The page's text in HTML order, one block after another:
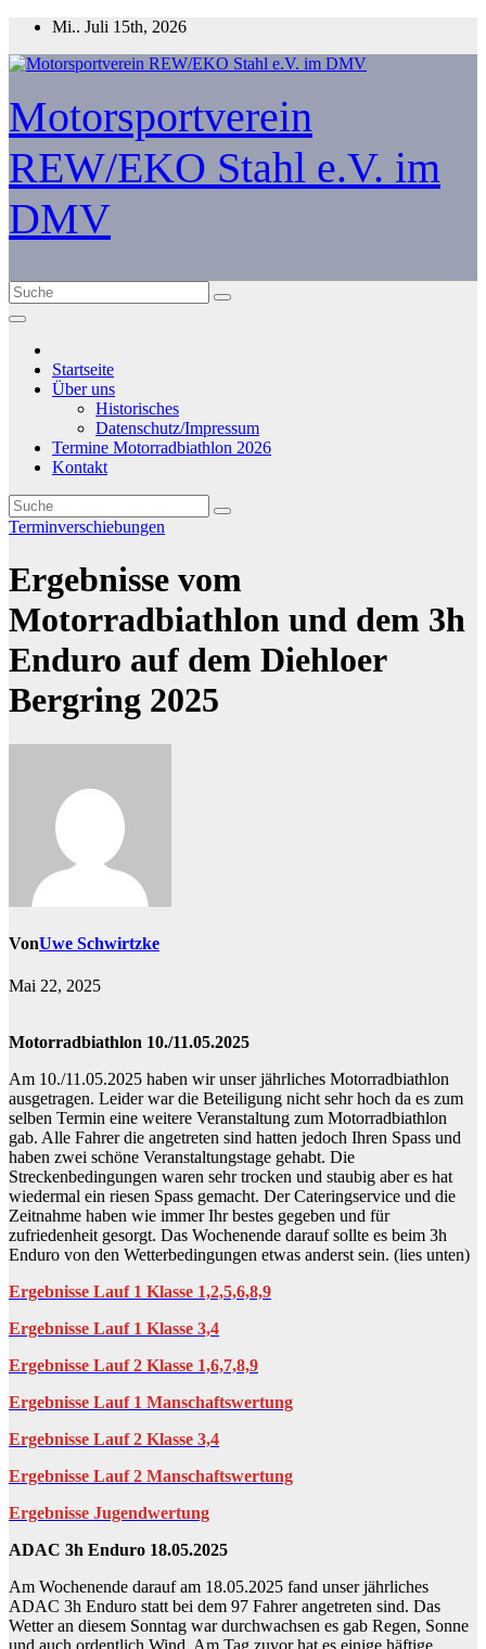
Zum
springen
Mi.. Juli 15th, 2026
Motorsportverein
REW/EKO Stahl e.V. im
DMV
Startseite
Über uns
Historisches
Datenschutz/Impressum
Termine Motorradbiathlon 2026
Kontakt
Terminverschiebungen
Ergebnisse vom
Motorradbiathlon und dem 3h
Enduro auf dem Diehloer
Bergring 2025
VonUwe Schwirtzke
Mai 22, 2025
Motorradbiathlon 10./11.05.2025
Am 10./11.05.2025 haben wir unser jährliches Motorradbiathlon
ausgetragen. Leider war die Beteiligung nicht sehr hoch da es zum
selben Termin eine weitere Veranstaltung zum Motorradbiathlon
gab. Alle Fahrer die angetreten sind hatten jedoch Ihren Spass und
haben zwei schöne Veranstaltungstage gehabt. Die
Streckenbedingungen waren sehr trocken und staubig aber es hat
wiedermal ein riesen Spass gemacht. Der Cateringservice und die
Zeitnahme haben wie immer Ihr bestes gegeben und für
zufriedenheit gesorgt. Das Wochenende darauf sollte es beim 3h
Enduro von den Wetterbedingungen etwas anderst sein. (lies unten)
Ergebnisse Lauf 1 Klasse 1,2,5,6,8,9
Ergebnisse Lauf 1 Klasse 3,4
Ergebnisse Lauf 2 Klasse 1,6,7,8,9
Ergebnisse Lauf 1 Manschaftswertung
Ergebnisse Lauf 2 Klasse 3,4
Ergebnisse Lauf 2 Manschaftswertung
Ergebnisse Jugendwertung
ADAC 3h Enduro 18.05.2025
Am Wochenende darauf am 18.05.2025 fand unser jährliches
ADAC 3h Enduro statt bei dem 97 Fahrer angetreten sind. Das
Wetter an diesem Sonntag war durchwachsen es gab Regen, Sonne